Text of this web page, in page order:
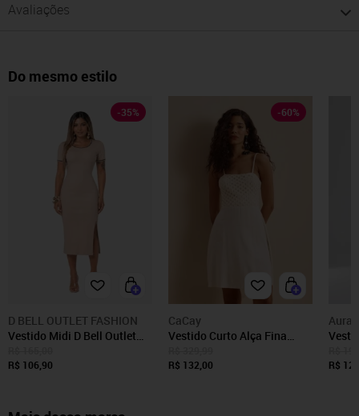
Avaliações
Do mesmo estilo
-35%
D BELL OUTLET FASHION
Vestido Midi D Bell Outlet
R$ 106,90
-60%
CaCay
Vestido Curto Alça Fina
R$ 132,00
Aura
R$